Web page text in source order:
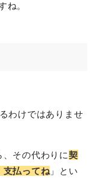
ね。
わけではありませ
、その代わりに契
支払ってね 」とい